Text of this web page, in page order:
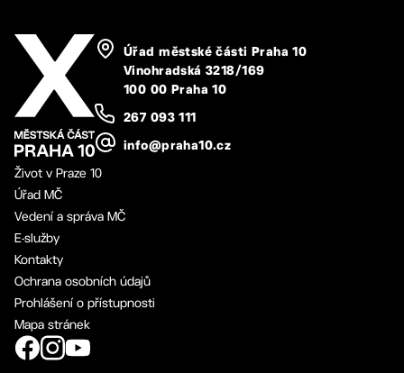
Úřad městské části Praha 10
Vinohradská 3218/169
100 00 Praha 10
267 093 111
info@praha10.cz
Život v Praze 10
Úřad MČ
Vedení a správa MČ
E-služby
Kontakty
Ochrana osobních údajů
Prohlášení o přístupnosti
Mapa stránek